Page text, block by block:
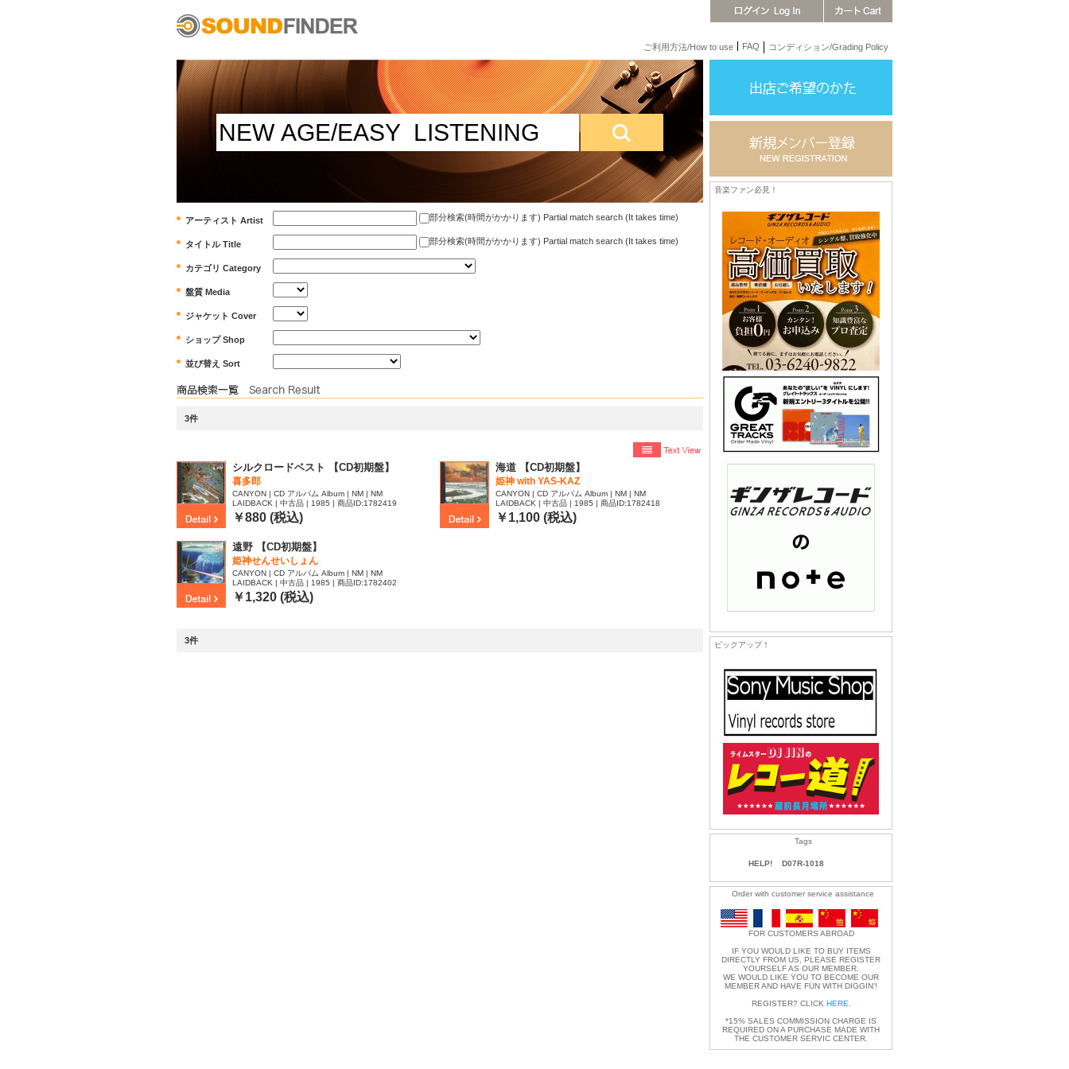
ご利用方法/How to use FAQ コンディション/Grading Policy
アーティスト Artist 部分検索(時間がかかります) Partial match search (It takes time)
タイトル Title 部分検索(時間がかかります) Partial match search (It takes time)
カテゴリ Category
盤質 Media
ジャケット Cover
ショップ Shop
並び替え Sort
3件
シルクロードベスト 【CD初期盤】
喜多郎
CANYON | CD アルバム Album | NM | NM
LAIDBACK | 中古品 | 1985 | 商品ID:1782419
￥880 (税込)
海道 【CD初期盤】
姫神 with YAS-KAZ
CANYON | CD アルバム Album | NM | NM
LAIDBACK | 中古品 | 1985 | 商品ID:1782418
￥1,100 (税込)
遠野 【CD初期盤】
姫神せんせいしょん
CANYON | CD アルバム Album | NM | NM
LAIDBACK | 中古品 | 1985 | 商品ID:1782402
￥1,320 (税込)
3件
音楽ファン必見！
ピックアップ！
Tags
HELP! D07R-1018
Order with customer service assistance
FOR CUSTOMERS ABROAD
IF YOU WOULD LIKE TO BUY ITEMS
DIRECTLY FROM US, PLEASE REGISTER
YOURSELF AS OUR MEMBER.
WE WOULD LIKE YOU TO BECOME OUR
MEMBER AND HAVE FUN WITH DIGGIN'!
REGISTER? CLICK HERE
*15% SALES COMMISSION CHARGE IS
REQUIRED ON A PURCHASE MADE WITH
THE CUSTOMER SERVIC CENTER.